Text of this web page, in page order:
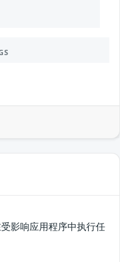
影响应用程序中执行任